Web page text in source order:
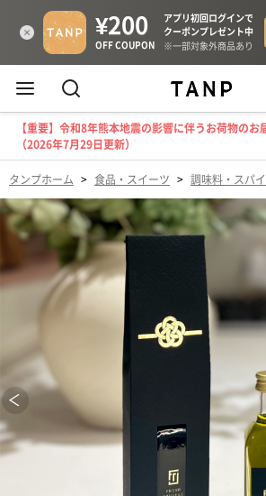
【重要】令和8年熊本地震の影響に伴うお荷物の
（2026年7月29日更新）
タンプホーム > 食品・スイーツ > 調味料・スパ